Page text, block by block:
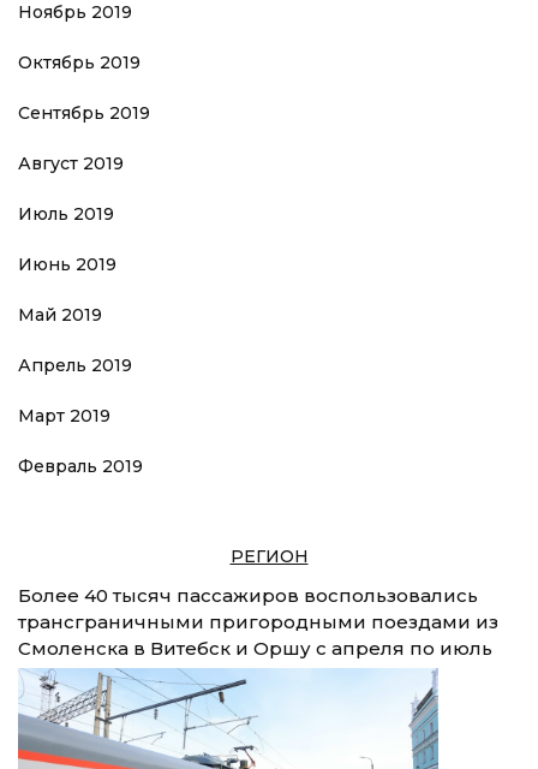
Ноябрь 2019
Октябрь 2019
Сентябрь 2019
Август 2019
Июль 2019
Июнь 2019
Май 2019
Апрель 2019
Март 2019
Февраль 2019
РЕГИОН
Более 40 тысяч пассажиров воспользовались
трансграничными пригородными поездами из
Смоленска в Витебск и Оршу с апреля по июль